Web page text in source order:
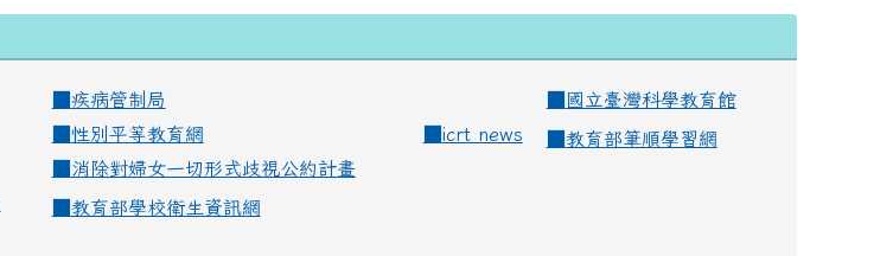
疾病管制局
國立臺灣科學教育館
性別平等教育網 icrt news
教育部筆順學習網
消除對婦女一切形式歧視公約計畫
教育部學校衛生資訊網